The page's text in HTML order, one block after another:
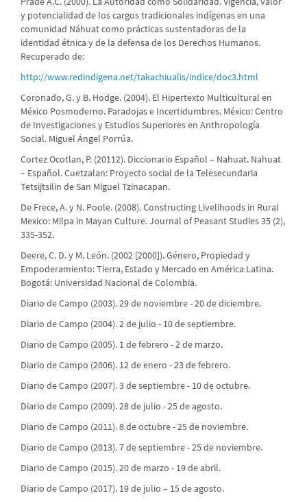
y potencialidad de los cargos tradicionales indígenas en una
comunidad Náhuat como prácticas sustentadoras de la
identidad étnica y de la defensa de los Derechos Humanos.
Recuperado de:
http://www.redindigena.net/takachiualis/indice/doc3.html
Coronado, G. y B. Hodge. (2004). El Hipertexto Multicultural en
México Posmoderno. Paradojas e Incertidumbres. México: Centro
de Investigaciones y Estudios Superiores en Anthropología
Social. Miguel Ángel Porrúa.
Cortez Ocotlan, P. (20112). Diccionario Español – Nahuat. Nahuat
– Español. Cuetzalan: Proyecto social de la Telesecundaria
Tetsijtsilin de San Miguel Tzinacapan.
De Frece, A. y N. Poole. (2008). Constructing Livelihoods in Rural
Mexico: Milpa in Mayan Culture. Journal of Peasant Studies 35 (2),
335-352.
Deere, C. D. y M. León. (2002 [2000]). Género, Propiedad y
Empoderamiento: Tierra, Estado y Mercado en América Latina.
Bogotá: Universidad Nacional de Colombia.
Diario de Campo (2003). 29 de noviembre - 20 de diciembre.
Diario de Campo (2004). 2 de julio - 10 de septiembre.
Diario de Campo (2005). 1 de febrero - 2 de marzo.
Diario de Campo (2006). 12 de enero - 23 de febrero.
Diario de Campo (2007). 3 de septiembre - 10 de octubre.
Diario de Campo (2009). 28 de julio - 25 de agosto.
Diario de Campo (2011). 8 de octubre - 25 de noviembre.
Diario de Campo (2013). 7 de septiembre - 25 de noviembre.
Diario de Campo (2015). 20 de marzo - 19 de abril.
Diario de Campo (2017). 19 de julio – 15 de agosto.